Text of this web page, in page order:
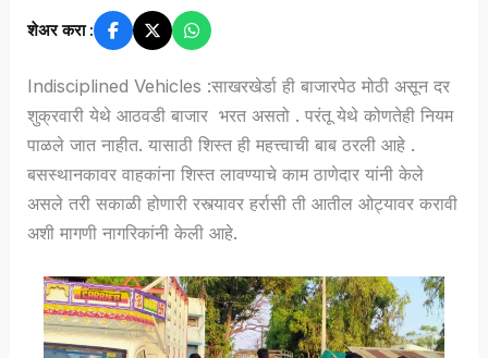
शेअर करा :
Indisciplined Vehicles :साखरखेर्डा ही बाजारपेठ मोठी असून दर
शुक्रवारी येथे आठवडी बाजार भरत असतो . परंतू येथे कोणतेही नियम
पाळले जात नाहीत. यासाठी शिस्त ही महत्त्वाची बाब ठरली आहे .
बसस्थानकावर वाहकांना शिस्त लावण्याचे काम ठाणेदार यांनी केले
असले तरी सकाळी होणारी रस्त्यावर हर्रासी ती आतील ओट्यावर करावी
अशी मागणी नागरिकांनी केली आहे.